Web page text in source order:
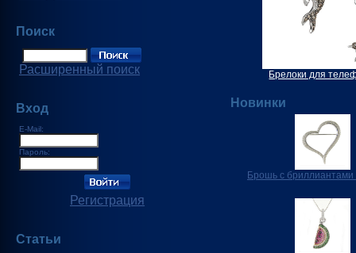
Поиск
Расширенный поиск
Вход
E-Mail:
Пароль:
Регистрация
Статьи
Брелоки для
Новинки
Брошь с